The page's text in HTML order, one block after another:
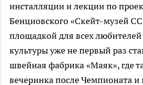
инсталляции и лекции по
Бенциовского «Скейт-музей
площадкой для всех
культуры уже не первый раз
швейная фабрика «Маяк», где
вечеринка после Чемпионата и